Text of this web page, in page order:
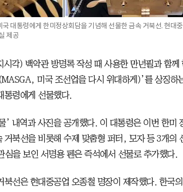
대통령에게 한미정상회담을 기념해 선물한 금속 거북선. 현대
제공
시각) 백악관 방명록 작성 때 사용한 만년필과 함께
미국 조선업을 다시 위대하게)’를 상징하
통령에게 선물했다.
’ 내역과 사진을 공개했다. 이 대통령은 이번 한미
거북선을 비롯해 수제 맞춤형 퍼터, 모자 등 3개의
심을 보인 서명용 펜은 즉석에서 선물로 추가했다.
북선은 현대중공업 오종철 명장이 제작했다. 한국